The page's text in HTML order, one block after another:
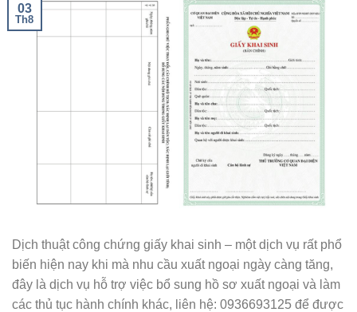
03
Th8
Dịch thuật công chứng giấy khai sinh – một dịch vụ rất phổ
biến hiện nay khi mà nhu cầu xuất ngoại ngày càng tăng,
đây là dịch vụ hỗ trợ việc bổ sung hồ sơ xuất ngoại và làm
các thủ tục hành chính khác, liên hệ: 0936693125 để được